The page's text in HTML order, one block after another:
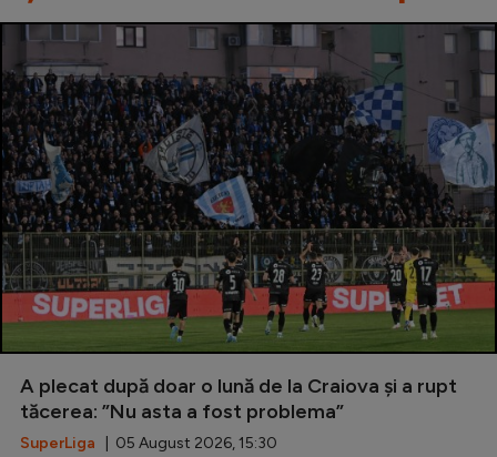
A plecat după doar o lună de la Craiova și a rupt
tăcerea: ”Nu asta a fost problema”
SuperLiga | 05 August 2026, 15:30